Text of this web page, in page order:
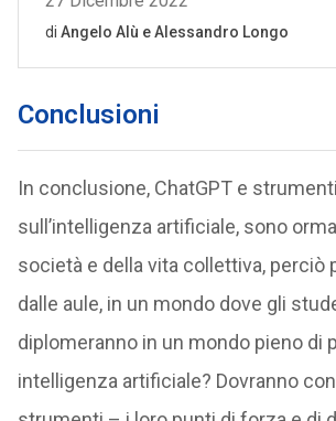
Conclusioni
In conclusione, ChatGPT e
sull’intelligenza artificiale, sono
società e della vita collettiva, perciò
dalle aule, in un mondo dove gli
diplomeranno in un mondo pieno di
intelligenza artificiale? Dovranno